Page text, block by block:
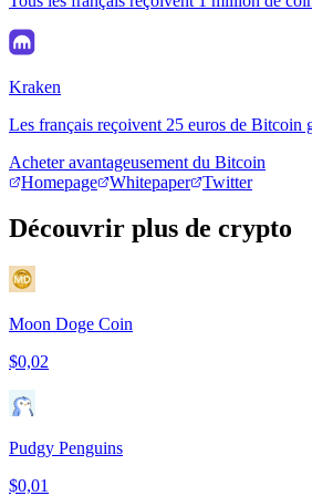
Kraken
Les français reçoivent 25 euros de Bitcoin
Acheter avantageusement du Bitcoin
Homepage
Whitepaper Twitter
Découvrir plus de crypto
Moon Doge Coin
$0,02
Pudgy Penguins
$0,01